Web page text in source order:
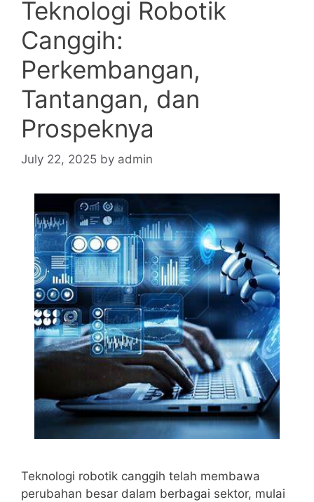
Teknologi Robotik
Canggih:
Perkembangan,
Tantangan, dan
Prospeknya
July 22, 2025 by admin
Teknologi robotik canggih telah membawa
perubahan besar dalam berbagai sektor, mulai